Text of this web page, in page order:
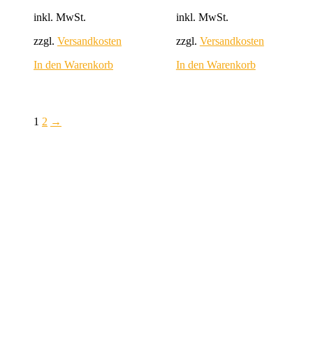
inkl. MwSt.
zzgl. Versandkosten
In den Warenkorb
inkl. MwSt.
zzgl. Versandkosten
In den Warenkorb
1 2 →